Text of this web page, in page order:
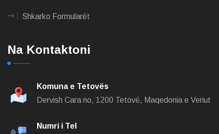
Shkarko Formularët
Na Kontaktoni
Komuna e Tetovës
Dervish Cara no, 1200 Tetovë, Maqedonia e Veriut
Numri i Tel